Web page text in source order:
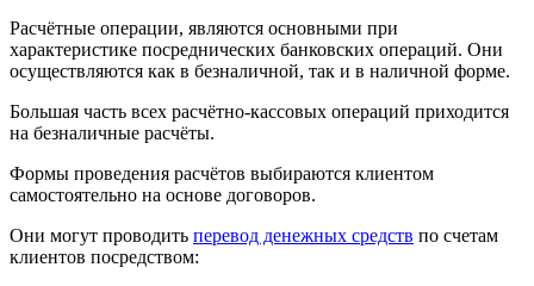
Расчётные операции, являются основными при
характеристике посреднических банковских операций. Они
осуществляются как в безналичной, так и в наличной форме.
Большая часть всех расчётно-кассовых операций приходится
на безналичные расчёты.
Формы проведения расчётов выбираются клиентом
самостоятельно на основе договоров.
Они могут проводить перевод денежных средств по счетам
клиентов посредством: